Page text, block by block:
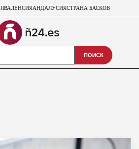
ВАЛЕНСИЯАНДАЛУСИЯСТРАНА БАСКОВ
ПОИСК